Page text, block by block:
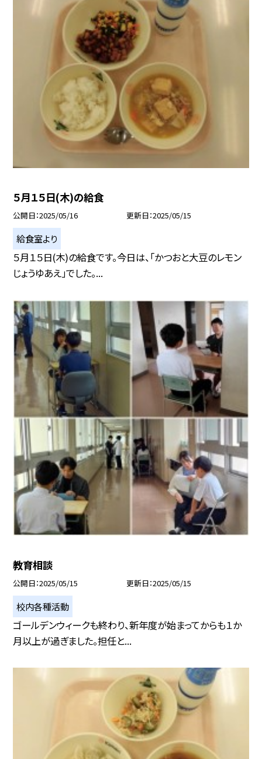
５月１５日(木)の給食
公開日 2025/05/16 更新日 2025/05/15
給食室より
５月１５日(木)の給食です。今日は、「かつおと大豆のレモン
じょうゆあえ」でした。...
教育相談
公開日 2025/05/15 更新日 2025/05/15
校内各種活動
ゴールデンウィークも終わり、新年度が始まってからも１か
月以上が過ぎました。担任と...